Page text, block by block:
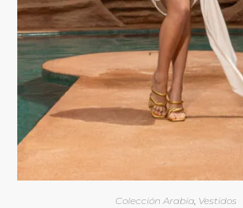
Colección Arabia, Vestidos